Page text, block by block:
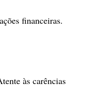
financeiras.
às carências